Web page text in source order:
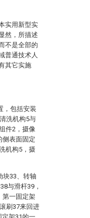
实用新型实
然，所描述
不是全部的
普通技术人
其它实施
，包括安装
洗机构5与
件2，摄像
侧表面固定
机构5，摄
块33、转轴
与滑杆39，
第一固定架
刷37来回进